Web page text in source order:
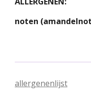
noten
allergenenlijst